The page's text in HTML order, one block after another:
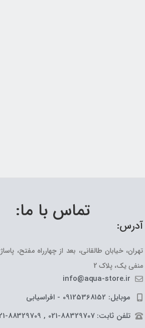
تماس با ما:
آدرس:
تهران، خیابان طالقانی، بعد از چهارراه مفتح،
منفی یک، پلاک 2
info@aqua-store.ir
موبایل: 09125368152 - افراسیابی
تلفن ثابت: 88329707-021 , 88329709-021